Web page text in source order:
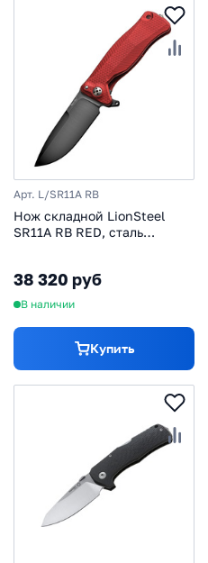
Арт. L/SR11A RB
Нож складной LionSteel
SR11A RB RED, сталь
(Solid®), красный
38 320 руб
В наличии
Купить